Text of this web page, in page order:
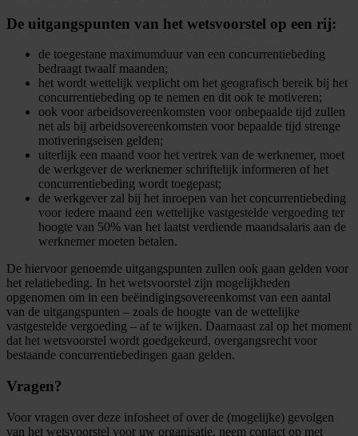
De uitgangspunten van het wetsvoorstel op een rij:
de toegestane maximumduur van een concurrentiebeding
bedraagt twaalf maanden;
het wordt wettelijk verplicht om het geografisch bereik bij het
concurrentiebeding op te nemen en dit ook te motiveren;
ook voor arbeidsovereenkomsten voor onbepaalde tijd zullen
net als bij arbeidsovereenkomsten voor bepaalde tijd strenge
motiveringseisen gelden;
uiterlijk een maand voor het vertrek van de werknemer, moet
de werkgever de werknemer schriftelijk informeren of het
concurrentiebeding wordt toegepast;
de werkgever zal bij het inroepen van het concurrentiebeding
voor iedere maand een wettelijke vastgestelde vergoeding ter
hoogte van 50% van het laatst verdiende maandsalaris aan de
werknemer moeten betalen.
De hiervoor genoemde uitgangspunten zullen ook gaan gelden voor
het relatiebeding. In het wetsvoorstel zijn mogelijkheden
opgenomen om in een beëindigingsovereenkomst van een aantal
van de uitgangspunten – zoals de hoogte van de wettelijke
vastgestelde vergoeding – af te wijken. Daarnaast zal op het moment
dat het wetsvoorstel wordt goedgekeurd, overgangsrecht voor
bestaande concurrentiebedingen gaan gelden.
Vragen?
Voor vragen over deze infosheet of over de (mogelijke) gevolgen
van het wetsvoorstel voor uw organisatie, neem contact op met